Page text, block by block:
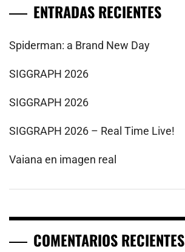
ENTRADAS RECIENTES
Spiderman: a Brand New Day
SIGGRAPH 2026
SIGGRAPH 2026
SIGGRAPH 2026 – Real Time Live!
Vaiana en imagen real
COMENTARIOS RECIENTES